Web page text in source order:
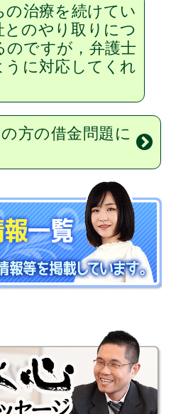
治療を続けてい
とのやり取りにつ
のですが，弁護士
うに対応してくれ
方の借金問題に